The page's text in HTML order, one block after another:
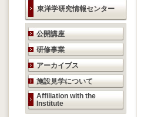
東洋学研究情報センター
研究活動のご案内
公開講座
研修事業
アーカイブス
施設見学について
Affiliation with the
Institute